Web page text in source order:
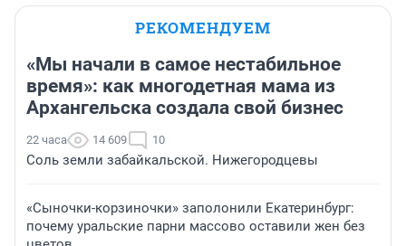
РЕКОМЕНДУЕМ
«Мы начали в самое нестабильное
время»: как многодетная мама из
Архангельска создала свой бизнес
22 часа 14 609 10
Соль земли забайкальской. Нижегородцевы
«Сыночки-корзиночки» заполонили Екатеринбург:
почему уральские парни массово оставили жен без